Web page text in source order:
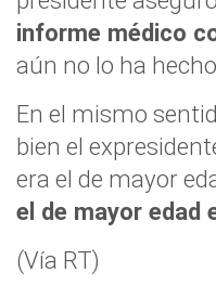
informe médico
aún no lo ha
En el mismo
bien el
era el de mayor
el de mayor edad
(Vía RT)